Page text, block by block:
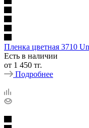
Пленка цветная 3710
Есть в наличии
от 1 450 тг.
Подробнее